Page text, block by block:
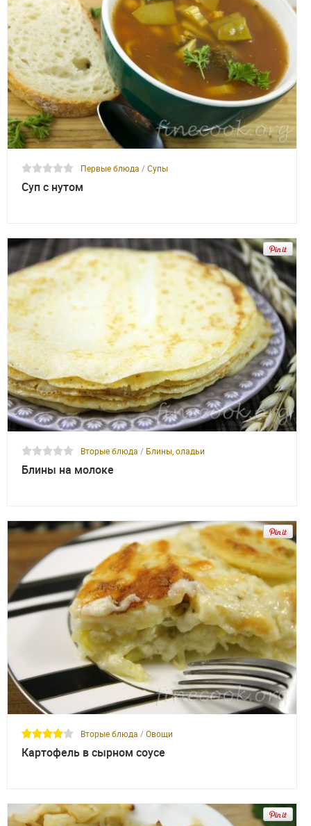
Первые блюда /Супы
Суп с нутом
Вторые блюда / Блины, оладьи
Блины на молоке
Вторые блюда /Овощи
Картофель в сырном соусе